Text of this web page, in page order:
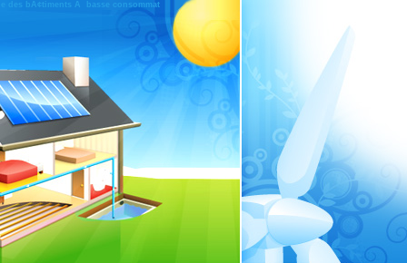
des bÃ¢timents Ã basse consommat